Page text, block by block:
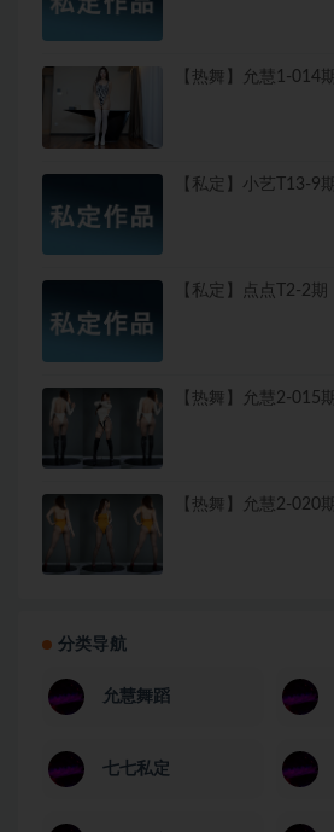
【热舞】允慧1-014期
【私定】小艺T13-9期
【私定】点点T2-2期
【热舞】允慧2-015期
【热舞】允慧2-020期
分类导航
允慧舞蹈
七七私定